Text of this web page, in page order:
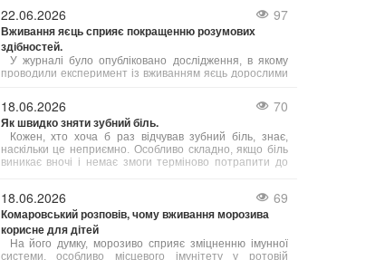
мешкають на язиці і в гортані, які продукують леткі
сполуки з різким запахом.
22.06.2026 97
Вживання яєць сприяє покращенню розумових
здібностей.
У журналі було опубліковано дослідження, в якому
проводили експеримент із вживанням яєць дорослими
що їжа з яйцями допомагає підвищити інтелект,
зокрема покращуючи виконавчі когнітивні функції.
18.06.2026 70
Як швидко зняти зубний біль.
Кожен, хто хоча б раз відчував зубний біль, знає,
наскільки це неприємно. Особливо складно, якщо біль
виникає вночі і немає змоги терміново потрапити до
18.06.2026 69
Комаровський розповів, чому вживання морозива
корисне для дітей
На його думку, морозиво сприяє зміцненню імунної
системи, особливо місцевого імунітету у ротовій